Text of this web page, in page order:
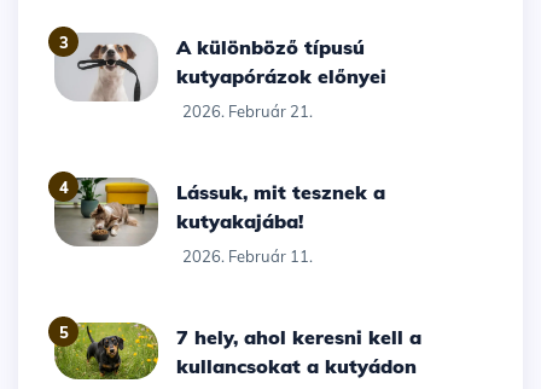
3
A különböző típusú
kutyapórázok előnyei
2026. Február 21.
4
Lássuk, mit tesznek a
kutyakajába!
2026. Február 11.
5
7 hely, ahol keresni kell a
kullancsokat a kutyádon